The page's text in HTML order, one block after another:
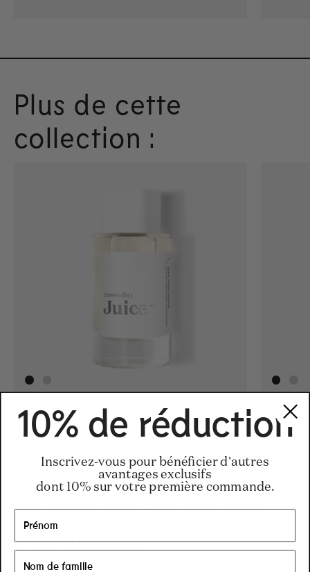
Plus de cette
collection :
Juice- Regular price
34 € - 155 €
Regular price
155€
Regular
34€ Milk-
Retrouvez-nous sur
Instagram
10% de réduction
Inscrivez-vous pour bénéficier d'autres
avantages exclusifs
dont 10% sur votre première commande.